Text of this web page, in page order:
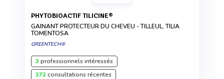
PHYTOBIOACTIF TILICINE®
GAINANT PROTECTEUR DU CHEVEU - TILLEUL, TILIA
TOMENTOSA
GREENTECH®
3 professionnels intéressés
372consultations récentes